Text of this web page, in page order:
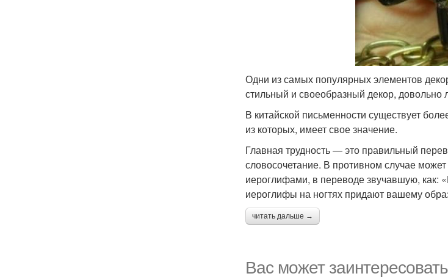
Одни из самых популярных элементов
стильный и своеобразный декор,
В китайской письменности существует
из которых, имеет свое значение.
Главная трудность — это правильный
словосочетание. В противном случае может
иероглифами, в переводе звучавшую, как:
иероглифы на ногтях придают вашему
читать дальше →
Вас может заинтересовать